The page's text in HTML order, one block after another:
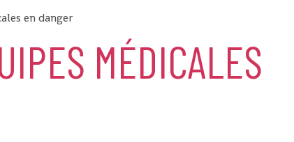
en danger
MÉDICALES